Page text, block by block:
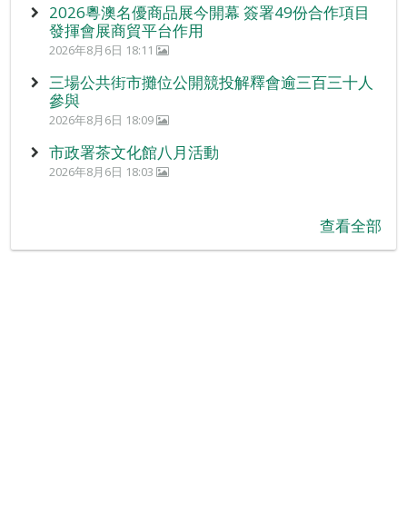
2026粵澳名優商品展今開幕 簽署49份合作項目
發揮會展商貿平台作用
2026年8月6日 18:11
三場公共街市攤位公開競投解釋會逾三百三十人
參與
2026年8月6日 18:09
市政署茶文化館八月活動
2026年8月6日 18:03
查看全部